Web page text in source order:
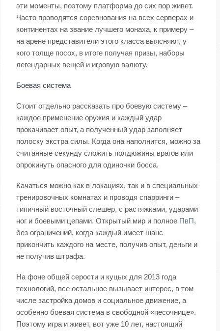
эти моменты, поэтому платформа до сих пор живет.
Часто проводятся соревнования на всех серверах и
континентах на звание лучшего монаха, к примеру –
на арене представители этого класса выясняют, у
кого толще посох, в итоге получая призы, наборы
легендарных вещей и игровую валюту.
Боевая система
Стоит отдельно рассказать про боевую систему –
каждое применение оружия и каждый удар
прокачивает опыт, а полученный удар заполняет
полоску экстра силы. Когда она наполнится, можно за
считанные секунду сложить полдюжины врагов или
опрокинуть опасного для одиночки босса.
Качаться можно как в локациях, так и в специальных
тренировочных комнатах и проводя спарринги –
типичный восточный слешер, с растяжками, ударами
ног и боевыми цепами. Открытый мир и полное ПвП,
без ограничений, когда каждый имеет шанс
прикончить каждого на месте, получив опыт, деньги и
не получив штрафа.
На фоне общей серости и куцых для 2013 года
технологий, все остальное вызывает интерес, в том
числе застройка домов и социальное движение, а
особенно боевая система в свободной «песочнице».
Поэтому игра и живет, вот уже 10 лет, настоящий